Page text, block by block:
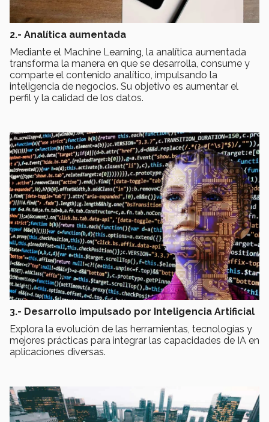
2.- Analítica aumentada
Mediante el Machine Learning, la analítica aumentada
transforma la manera en que se desarrolla, consume y
comparte el contenido analítico, impulsando la
inteligencia de negocios. Su objetivo es aumentar el
perfil y la calidad de los datos.
3.- Desarrollo impulsado por Inteligencia Artificial
Explora la evolución de las herramientas, tecnologías y
mejores prácticas para integrar las capacidades de IA en
aplicaciones diversas.